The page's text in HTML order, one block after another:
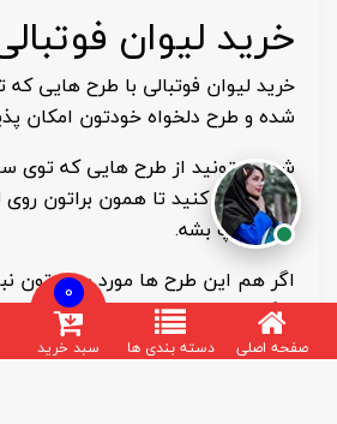
صفحه اصلی دسته بندی ها
0
سبد خرید
خرید لیوان
خرید لیوان فوتبالی با طرح هایی
شده و طرح دلخواه خودتون امکان
شما میتونید از طرح هایی که توی
رو انتخاب کنید تا همون براتون
عالی چاپ بشه.
اگر هم این طرح ها مورد پسندتون
دیگه ای رو خواستید، میتونید برای
رو براتون روی لیوان چاپ کنیم.